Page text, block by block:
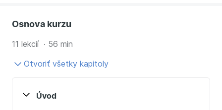
rovnako ako o svoje telo.
podľa čoho ich spoznať.
Tipy a odporúčania, čo v prípade jednotlivých
druhov duševnej nepohody robiť.
Ako si zladiť pracovný a mimopracovný život?
Osnova kurzu
11 lekcií · 56 min
Otvoriť všetky kapitoly
Úvod